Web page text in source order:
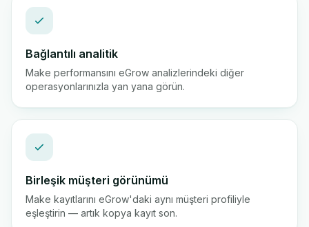
Bağlantılı analitik
Make performansını eGrow analizlerindeki diğer
operasyonlarınızla yan yana görün.
Birleşik müşteri görünümü
Make kayıtlarını eGrow'daki aynı müşteri profiliyle
eşleştirin — artık kopya kayıt son.